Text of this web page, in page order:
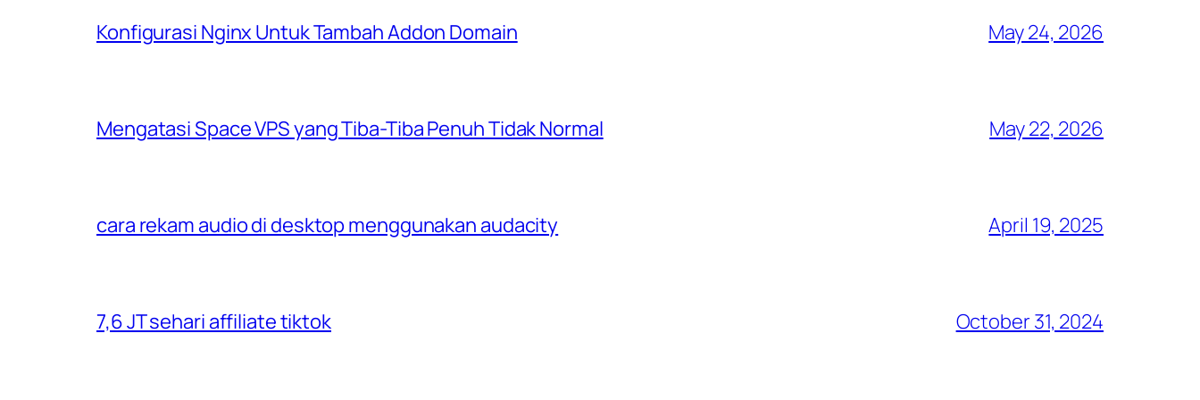
Konfigurasi Nginx Untuk Tambah Addon Domain May 24, 2026
Mengatasi Space VPS yang Tiba-Tiba Penuh Tidak Normal May 22, 2026
cara rekam audio di desktop menggunakan audacity April 19, 2025
7,6 JT sehari affiliate tiktok October 31, 2024